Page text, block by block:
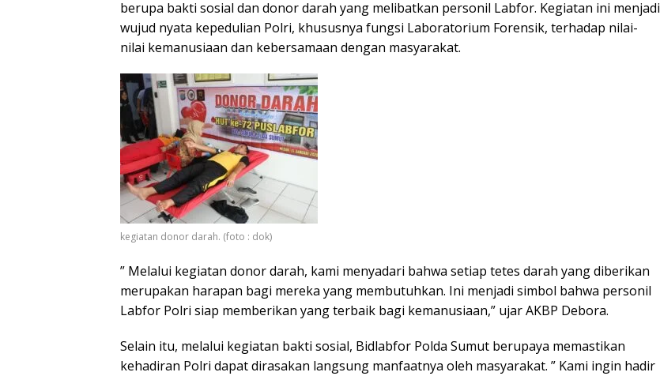
berupa bakti sosial dan donor darah yang melibatkan personil Labfor. Kegiatan ini menjadi
wujud nyata kepedulian Polri, khususnya fungsi Laboratorium Forensik, terhadap nilai-
nilai kemanusiaan dan kebersamaan dengan masyarakat.
kegiatan donor darah. (foto : dok)
” Melalui kegiatan donor darah, kami menyadari bahwa setiap tetes darah yang diberikan
merupakan harapan bagi mereka yang membutuhkan. Ini menjadi simbol bahwa personil
Labfor Polri siap memberikan yang terbaik bagi kemanusiaan,” ujar AKBP Debora.
Selain itu, melalui kegiatan bakti sosial, Bidlabfor Polda Sumut berupaya memastikan
kehadiran Polri dapat dirasakan langsung manfaatnya oleh masyarakat. ” Kami ingin hadir